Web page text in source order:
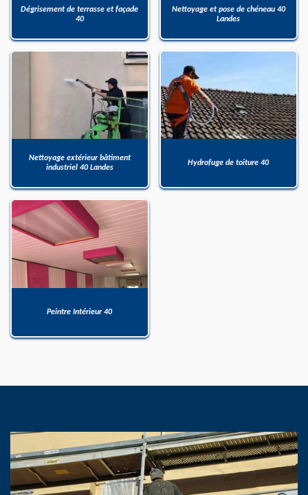
Dégrisement de terrasse et façade
40
Nettoyage et pose de chéneau 40
Landes
Nettoyage extérieur bâtiment
industriel 40 Landes
Hydrofuge de toiture 40
Peintre Intérieur 40